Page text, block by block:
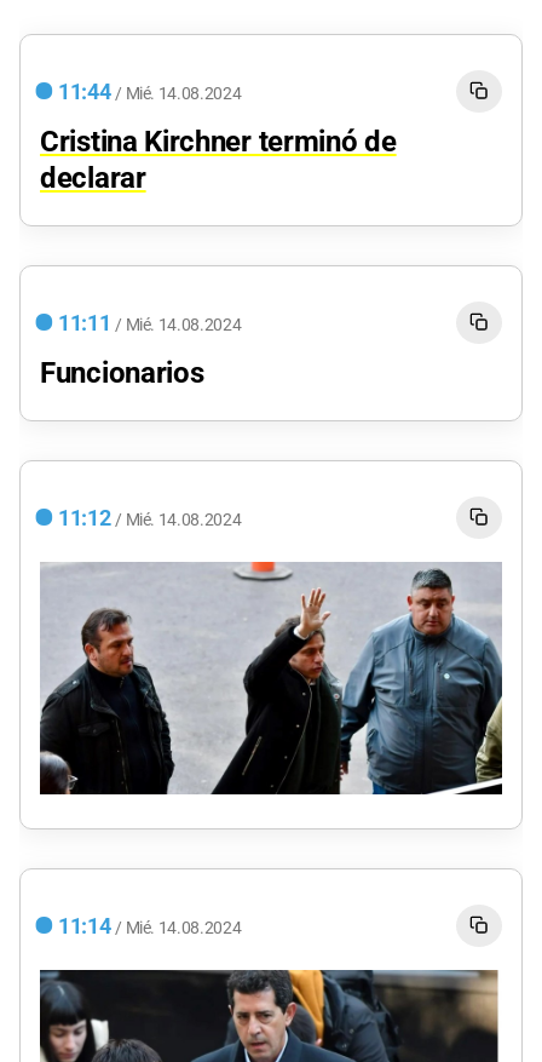
11:44 / Mié. 14.08.2024
Cristina Kirchner terminó de
declarar
11:11 / Mié. 14.08.2024
Funcionarios
11:12 / Mié. 14.08.2024
11:14 / Mié. 14.08.2024